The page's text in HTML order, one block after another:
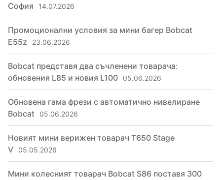
София
14.07.2026
Промоционални условия за мини багер Bobcat
E55z
23.06.2026
Bobcat представя два съчленени товарача:
обновения L85 и новия L100
05.06.2026
Обновена гама фрези с автоматично нивелиране
Bobcat
05.06.2026
Новият мини верижен товарач T650 Stage
V
05.05.2026
Мини колесният товарач Bobcat S86 поставя 300